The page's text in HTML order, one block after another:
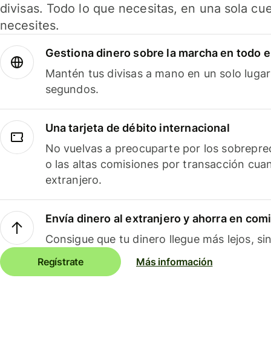
divisas. Todo lo que necesitas, en una sola
necesites.
Gestiona dinero sobre la marcha en todo
Mantén tus divisas a mano en un solo
segundos.
Una tarjeta de débito internacional
No vuelvas a preocuparte por los
o las altas comisiones por transacción
extranjero.
Envía dinero al extranjero y ahorra en
Consigue que tu dinero llegue más lejos,
Regístrate Más información